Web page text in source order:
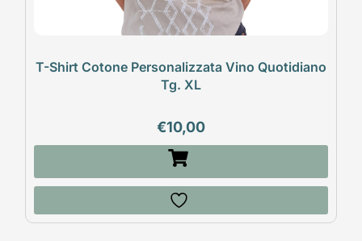
T-Shirt Cotone Personalizzata Vino Quotidiano
Tg. XL
€10,00